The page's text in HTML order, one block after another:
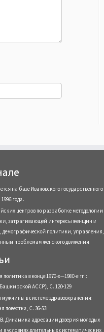
на базе Ивановского государственного
года.
центров по разработке методологии
затрагивающей интересы женщин и
демографической политики, управления,
проблемам женского движения.
в конце 1970-х—1980-е гг.:
АССР), С. 120-129
в системе здравоохранения:
повестка, С. 36-53
Динамика адресации доверия молодых
условиях длительных систематических